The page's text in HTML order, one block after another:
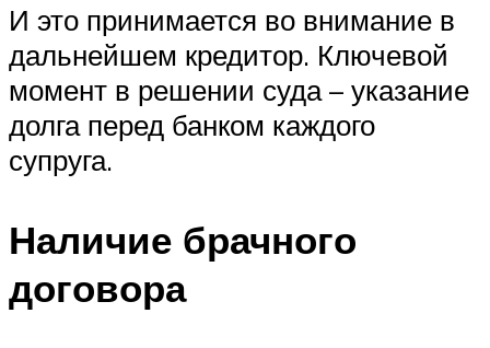
И это принимается во внимание в
дальнейшем кредитор. Ключевой
момент в решении суда – указание
долга перед банком каждого
супруга.
Наличие брачного
договора